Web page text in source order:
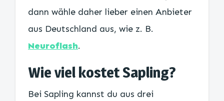
dann wähle daher lieber einen Anbieter
aus Deutschland aus, wie z. B.
Neuroflash.
Wie viel kostet Sapling?
Bei Sapling kannst du aus drei